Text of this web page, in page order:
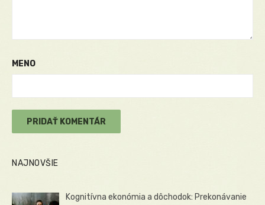
MENO
NAJNOVŠIE
Kognitívna ekonómia a dôchodok: Prekonávanie